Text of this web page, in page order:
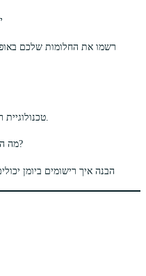
רשמו את החלומות שלכם
מה הם רישומים ביומן ואיך לכתוב אותם?
הבנה איך רישומים ביומן